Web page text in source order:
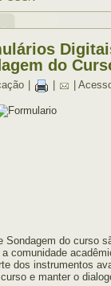
do
|
Sondagem do curso
comunidade
dos instrumentos
e manter o